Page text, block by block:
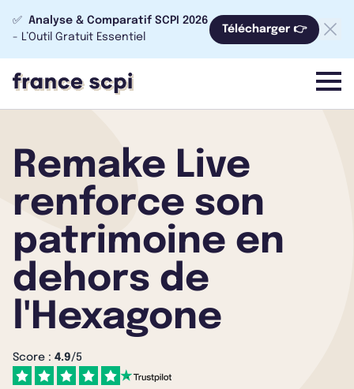
✅ Analyse & Comparatif SCPI 2026
- L’Outil Gratuit Essentiel
Télécharger 👉
menu
Remake Live
renforce son
patrimoine en
dehors de
l'Hexagone
Score : 4.9/5